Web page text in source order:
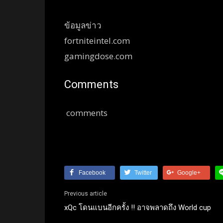
ข้อมูลข่าว
fortniteintel.com
gamingdose.com
Comments
comments
Facebook Twitter Google+
Previous article
xQc โดนแบนอีกครั้ง !! อาจพลาดถึง World cup